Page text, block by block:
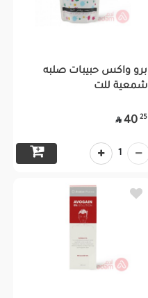
برو واكس حبيبات صلبه
شمعية للت
25
40

1